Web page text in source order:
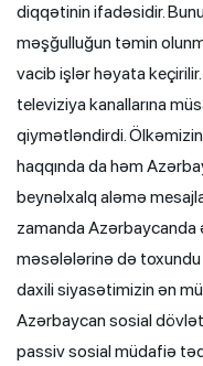
diqqətinin ifadəsidir.
məşğulluğun təmin
vacib işlər həyata
televiziya kanallarına
qiymətləndirdi.
haqqında da həm
beynəlxalq aləmə
zamanda Azərbaycanda
məsələlərinə də
daxili siyasətimizin ən
Azərbaycan sosial
passiv sosial müdafiə